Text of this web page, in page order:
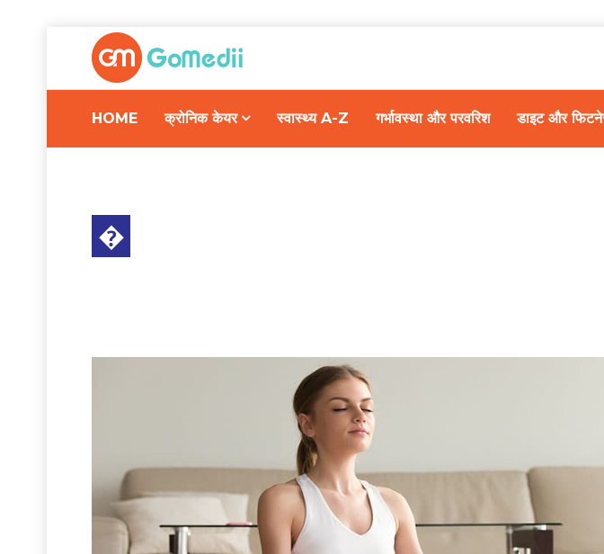
HOME क्रोनिक केयर स्वास्थ्य A-Z गर्भावस्था और परवरिश डाइट और
�